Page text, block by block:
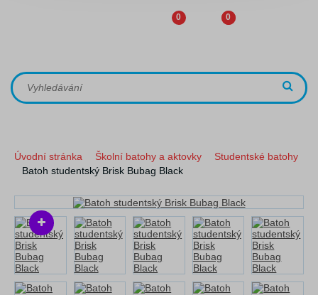
0 0
Úvodní stránka Školní batohy a aktovky
Studentské batohy
Batoh studentský Brisk Bubag Black